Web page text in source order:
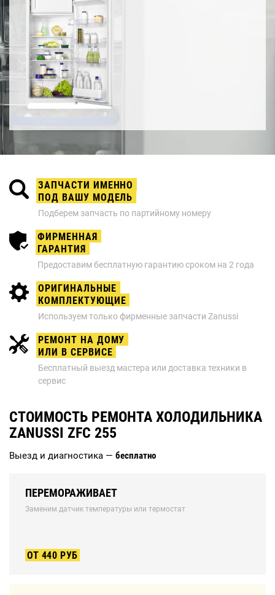
ЗАПЧАСТИ ИМЕННО
ПОД ВАШУ МОДЕЛЬ
Подберем запчасть по партийному номеру
ФИРМЕННАЯ
ГАРАНТИЯ
Предоставим бесплатную гарантию сроком на 2 года
ОРИГИНАЛЬНЫЕ
КОМПЛЕКТУЮЩИЕ
Используем только фирменные запчасти Zanussi
РЕМОНТ НА ДОМУ
ИЛИ В СЕРВИСЕ
Бесплатный выезд мастера или доставка техники в
сервис
СТОИМОСТЬ РЕМОНТА ХОЛОДИЛЬНИКА
ZANUSSI ZFC 255
Выезд и диагностика — бесплатно
ПЕРЕМОРАЖИВАЕТ
Заменим датчик температуры или термостат
ОТ 440 РУБ